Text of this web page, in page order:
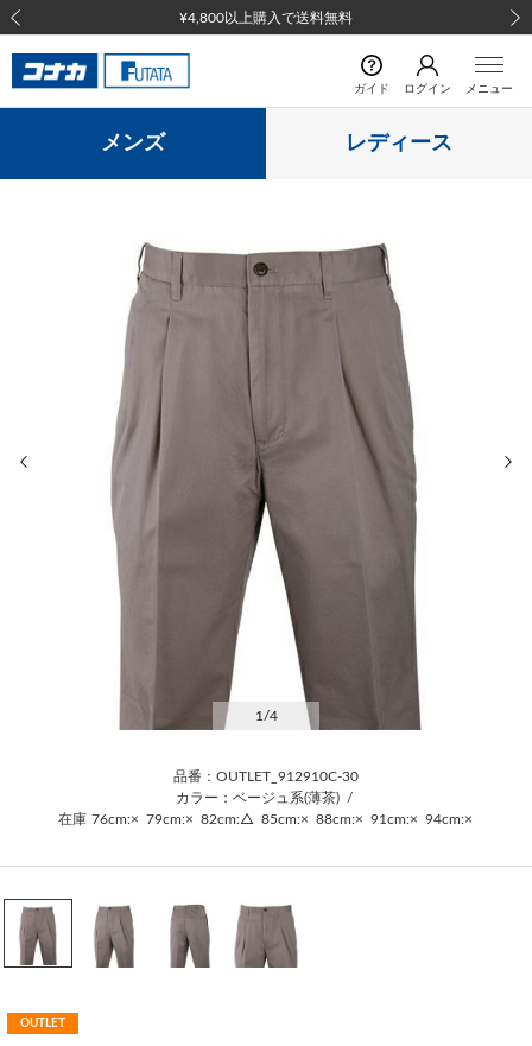
¥4,800以上購入で送料無料
前の画像
ガイド ログイン メニュー
メンズ レディース
1 /4
品番：OUTLET_912910C-30
カラー：ベージュ系(薄茶) /
在庫 76cm:× 79cm:× 82cm:△ 85cm:× 88cm:× 91cm:× 94cm:×
OUTLET